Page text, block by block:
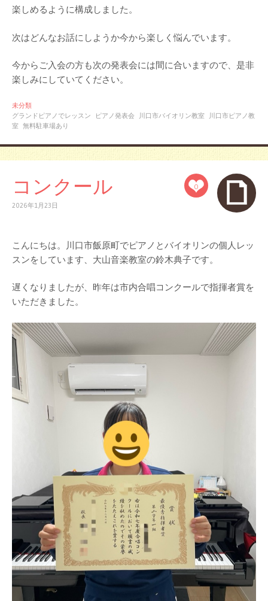
楽しめるように構成しました。
次はどんなお話にしようか今から楽しく悩んでいます。
今からご入会の方も次の発表会には間に合いますので、是非
楽しみにしていてください。
未分類
グランドピアノでレッスン
ピアノ発表会 川口市バイオリン教室
川口市ピアノ教
室 無料駐車場あり
0
コンクール
2026年1月23日
こんにちは。川口市飯原町でピアノとバイオリンの個人レッ
スンをしています、大山音楽教室の鈴木典子です。
遅くなりましたが、昨年は市内合唱コンクールで指揮者賞を
いただきました。